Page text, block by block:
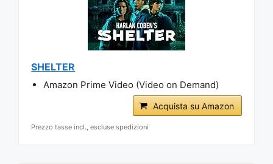
SHELTER
Amazon Prime Video (Video on Demand)
Acquista su Amazon
Prezzo tasse incl., escluse spedizioni